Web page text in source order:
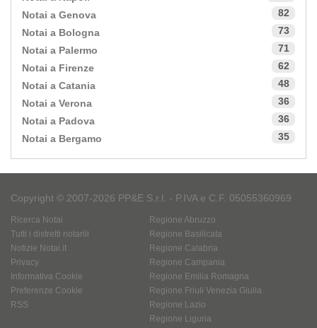
Notai a Genova
82
Notai a Bologna
73
Notai a Palermo
71
Notai a Firenze
62
Notai a Catania
48
Notai a Verona
36
Notai a Padova
36
Notai a Bergamo
35
Copyright © 2007-2026 PP&E S.r.l. - P.IVA e C.F. 05055360969
Ricerca Notai
Tutti i distretti notarili
Notizie Notai.it
Privacy
Informativa Cookie
Preferenze Cookie
RSS
Regione Abruzzo
Regione Basilicata
Regione Calabria
Regione Campania
Regione Emilia Romagna
Regione Friuli Venezia Giulia
Regione Lazio
Regione Liguria